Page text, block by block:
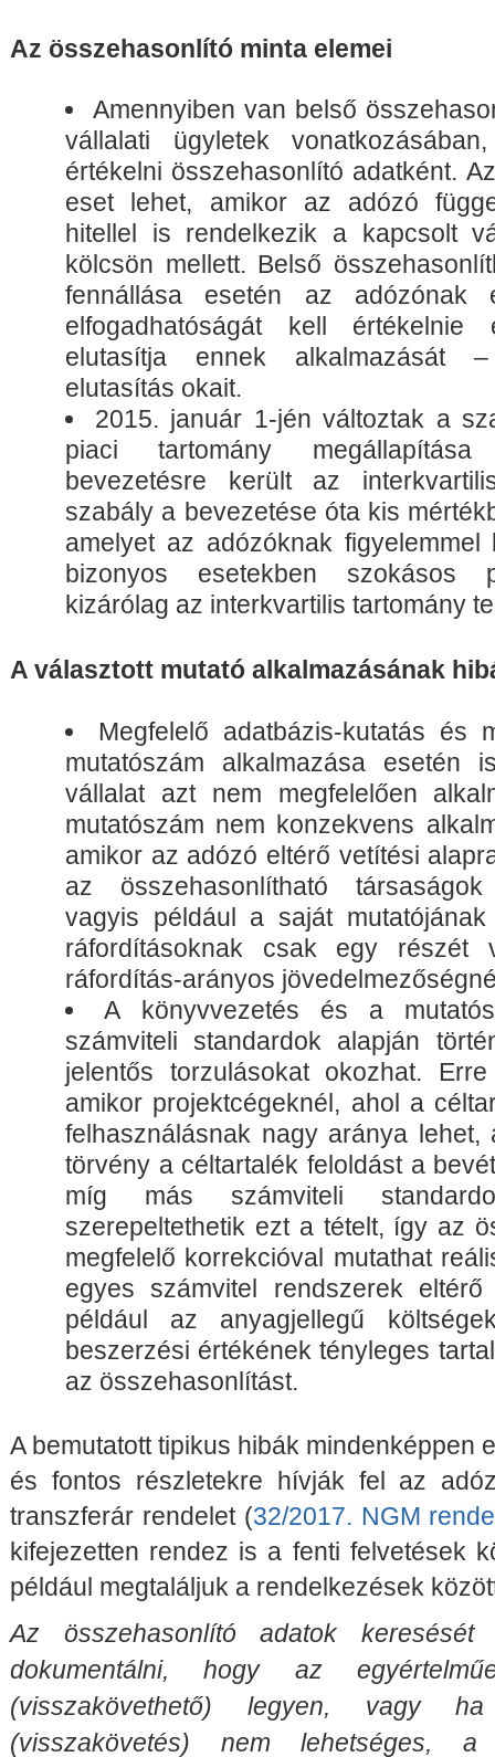
Az összehasonlító minta elemei
Amennyiben van belső
vállalati ügyletek
értékelni összehasonlító adatként.
eset lehet, amikor az adózó
hitellel is rendelkezik a kapcsolt
kölcsön mellett. Belső
fennállása esetén az adózónak
elfogadhatóságát kell
elutasítja ennek alkalmazását
elutasítás okait.
2015. január 1-jén változtak a
piaci tartomány
bevezetésre került az
szabály a bevezetése óta kis
amelyet az adózóknak
bizonyos esetekben szokásos
kizárólag az interkvartilis tartomány
A választott mutató alkalmazásának
Megfelelő adatbázis-kutatás és
mutatószám alkalmazása esetén
vállalat azt nem megfelelően
mutatószám nem konzekvens
amikor az adózó eltérő vetítési
az összehasonlítható társaságok
vagyis például a saját
ráfordításoknak csak egy részét
ráfordítás-arányos
A könyvvezetés és a
számviteli standardok alapján
jelentős torzulásokat okozhat.
amikor projektcégeknél, ahol a
felhasználásnak nagy aránya lehet,
törvény a céltartalék feloldást a
míg más számviteli
szerepeltethetik ezt a tételt, így az
megfelelő korrekcióval mutathat
egyes számvitel rendszerek eltérő
például az anyagjellegű
beszerzési értékének tényleges
az összehasonlítást.
A bemutatott tipikus hibák mindenképpen
és fontos részletekre hívják fel az
transzferár rendelet (32/2017. NGM
kifejezetten rendez is a fenti felvetések
például megtaláljuk a rendelkezések
Az összehasonlító adatok
dokumentálni, hogy az
(visszakövethető) legyen, vagy
(visszakövetés) nem lehetséges,